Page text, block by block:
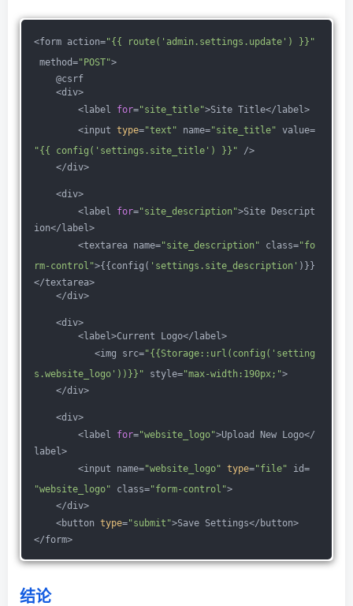
<form action="{{ route('admin.settings.update') }}"
method="POST">
@csrf
<div>
<label for="site_title">Site Title</label>
<input type="text" name="site_title" value=
"{{ config('settings.site_title') }}" />
</div>
<div>
<label for="site_description">Site Descript
ion</label>
<textarea name="site_description" class="fo
rm-control">{{config( 'settings.site_description' )}}
</textarea>
</div>
<div>
<label>Current Logo</label>
<img src="{{Storage::url(config('setting
s.website_logo'))}}" style="max-width:190px;">
</div>
<div>
<label for="website_logo">Upload New Logo</
label>
<input name="website_logo" type="file" id=
"website_logo" class="form-control">
</div>
<button type="submit">Save Settings</button>
</form>
结论